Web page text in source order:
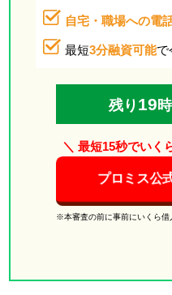
自宅・職場への電
最短3分融資可能で
残り 19
＼ 最短15秒でいく
プロミス公
※本審査の前に事前にいくら借